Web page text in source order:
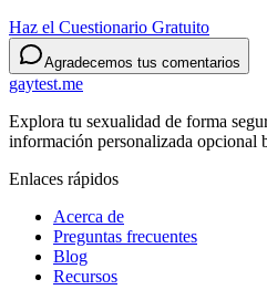
Haz el Cuestionario Gratuito
Agradecemos tus comentarios
gaytest.me
Explora tu sexualidad de forma
información personalizada opcional
Enlaces rápidos
Acerca de
Preguntas frecuentes
Blog
Recursos